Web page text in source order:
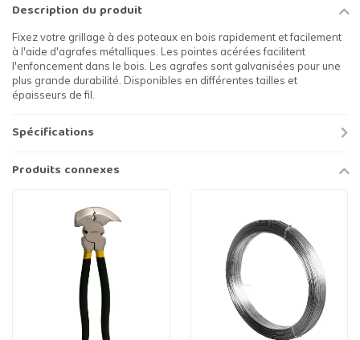
Description du produit
Fixez votre grillage à des poteaux en bois rapidement et facilement
à l'aide d'agrafes métalliques. Les pointes acérées facilitent
l'enfoncement dans le bois. Les agrafes sont galvanisées pour une
plus grande durabilité. Disponibles en différentes tailles et
épaisseurs de fil.
Spécifications
Produits connexes